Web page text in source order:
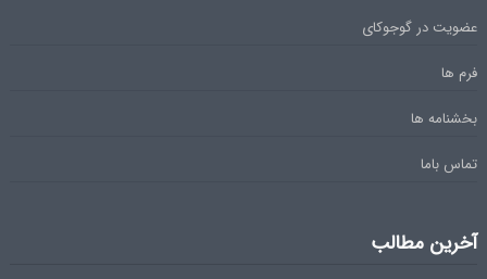
عضویت در گوجوکای
فرم ها
بخشنامه ها
تماس باما
آخرین مطالب